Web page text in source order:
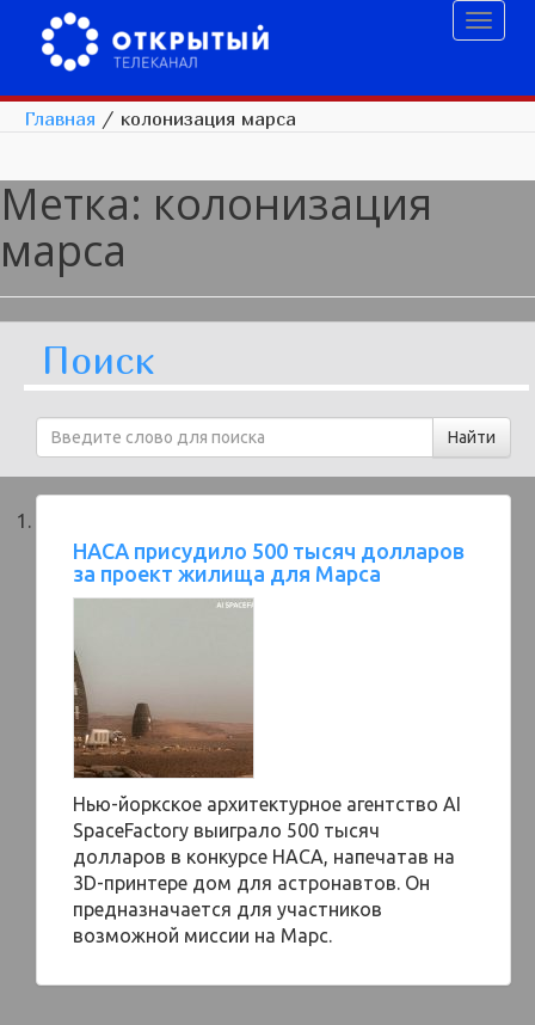
Главная / колонизация марса
Метка: колонизация
марса
Поиск
НАСА присудило 500 тысяч долларов
за проект жилища для Марса
Нью-йоркское архитектурное агентство AI
SpaceFactory выиграло 500 тысяч
долларов в конкурсе НАСА, напечатав на
3D-принтере дом для астронавтов. Он
предназначается для участников
возможной миссии на Марс.